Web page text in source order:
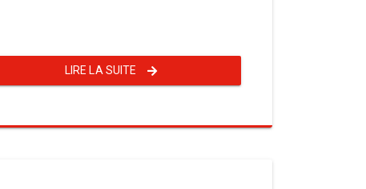
LIRE LA SUITE